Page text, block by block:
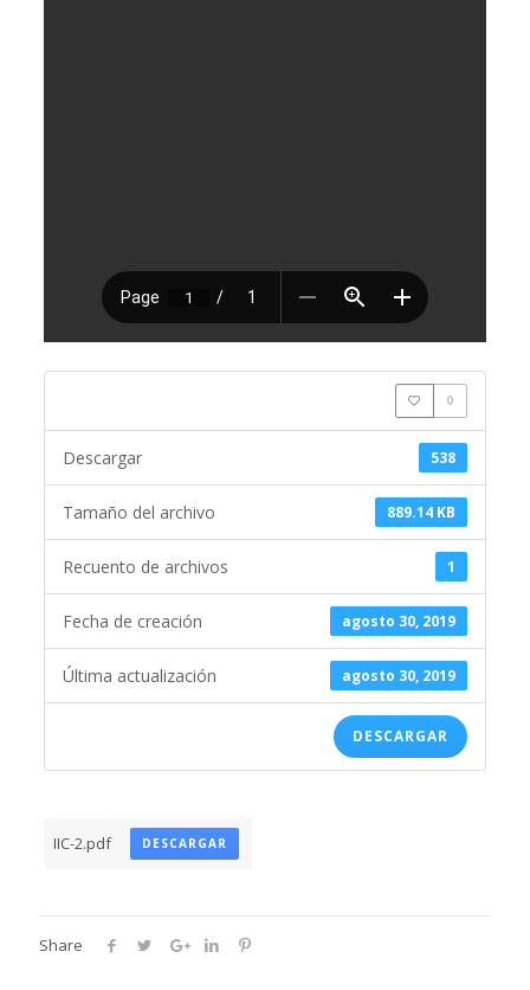
0
538
Descargar
889.14 KB
Tamaño del archivo
1
Recuento de archivos
agosto 30, 2019
Fecha de creación
agosto 30, 2019
Última actualización
DESCARGAR
IIC-2.pdf DESCARGAR
Share